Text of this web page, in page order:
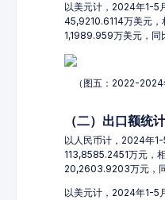
以美元计，2024年1-5
45,9210.6114万美元，
1,1989.959万美元，同
（图五：2022-
（二）出口额统计
以人民币计，2024年
113,8585.2451万元，
20,2603.9203万元，
以美元计，2024年1-5